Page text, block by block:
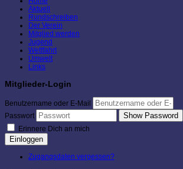
Aktuell
Rundschreiben
Der Verein
Mitglied werden
Jugend
Wettfahrt
Umwelt
Links
Mitglieder-Login
Benutzername oder E-Mail
Passwort
Show Password
Erinnere Dich an mich
Einloggen
Zugangsdaten vergessen?